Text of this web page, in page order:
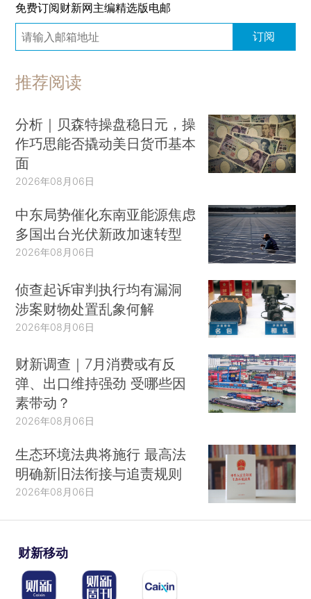
免费订阅财新网主编精选版电邮
订阅
推荐阅读
分析｜贝森特操盘稳日元，操
作巧思能否撬动美日货币基本
面
2026年08月06日
中东局势催化东南亚能源焦虑
多国出台光伏新政加速转型
2026年08月06日
侦查起诉审判执行均有漏洞
涉案财物处置乱象何解
2026年08月06日
财新调查｜7月消费或有反
弹、出口维持强劲 受哪些因
素带动？
2026年08月06日
生态环境法典将施行 最高法
明确新旧法衔接与追责规则
2026年08月06日
财新移动